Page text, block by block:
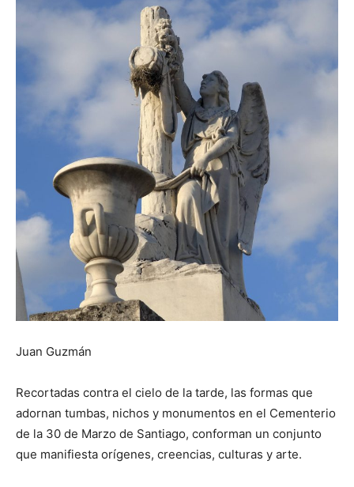
Juan Guzmán
Recortadas contra el cielo de la tarde, las formas que
adornan tumbas, nichos y monumentos en el Cementerio
de la 30 de Marzo de Santiago, conforman un conjunto
que manifiesta orígenes, creencias, culturas y arte.